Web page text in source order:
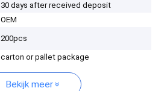
30 days after received deposit
OEM
200pcs
carton or pallet package
Bekijk meer